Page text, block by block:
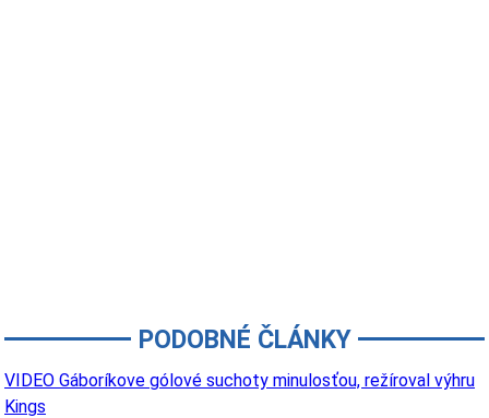
PODOBNÉ ČLÁNKY
VIDEO Gáboríkove gólové suchoty minulosťou, režíroval výhru
Kings